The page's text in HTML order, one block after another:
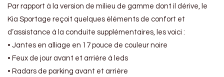
Par rapport à la version de milieu de gamme dont il dérive, le
Kia Sportage reçoit quelques éléments de confort et
d’assistance à la conduite supplémentaires, les voici :
• Jantes en alliage en 17 pouce de couleur noire
• Feux de jour avant et arrière à leds
• Radars de parking avant et arrière